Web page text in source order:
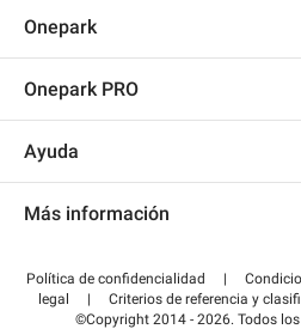
Onepark
Onepark PRO
Convertirse en colaborador
Acceder a mi área de colaborador
Ayuda
Pagar el aparcamiento FLOW
Más información
Guía de estacionamiento
Política de confidencialidad |
legal
| Criterios de referencia y
©Copyright 2014 - 2026. Todos